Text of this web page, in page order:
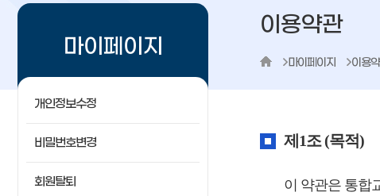
마이페이지
개인정보수정
비밀번호변경
회원탈퇴
이용약관
마이페이지 이용
제1조 (목적)
이 약관은 통합